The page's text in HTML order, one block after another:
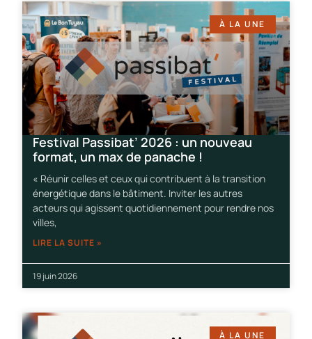
À LA UNE
Festival Passibat’ 2026 : un nouveau
format, un max de panache !
« Réunir celles et ceux qui contribuent à la transition
énergétique dans le bâtiment. Inviter les autres
acteurs qui agissent quotidiennement pour rendre nos
villes,
LIRE LA SUITE »
19 juin 2026
À LA UNE